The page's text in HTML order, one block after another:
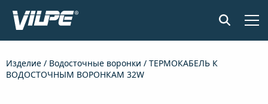
ПРИМЕНЕНИЕ
Изделие / Водосточные воронки / ТЕРМОКАБЕЛЬ К
ВОДОСТОЧНЫМ ВОРОНКАМ 32W